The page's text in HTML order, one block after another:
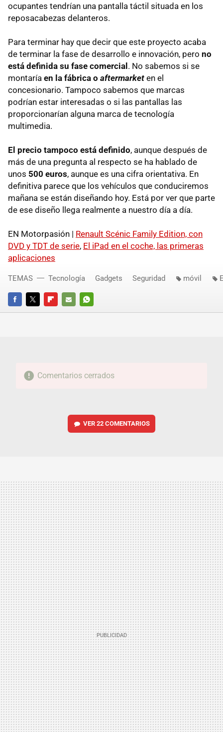
ocupantes tendrían una pantalla táctil situada en los
reposacabezas delanteros.
Para terminar hay que decir que este proyecto acaba
de terminar la fase de desarrollo e innovación, pero no
está definida su fase comercial . No sabemos si se
montaría en la fábrica o aftermarket en el
concesionario. Tampoco sabemos que marcas
podrían estar interesadas o si las pantallas las
proporcionarían alguna marca de tecnología
multimedia.
El precio tampoco está definido, aunque después de
más de una pregunta al respecto se ha hablado de
unos 500 euros, aunque es una cifra orientativa. En
definitiva parece que los vehículos que conduciremos
mañana se están diseñando hoy. Está por ver que parte
de ese diseño llega realmente a nuestro día a día.
EN Motorpasión | Renault Scénic Family Edition, con
DVD y TDT de serie, El iPad en el coche, las primeras
aplicaciones
FACEBOOKTWITTERFLIPBOARD
E-
WHATSAPP
TEMAS Tecnología Gadgets Seguridad móvil
Comentarios cerrados
VER 22 COMENTARIOS